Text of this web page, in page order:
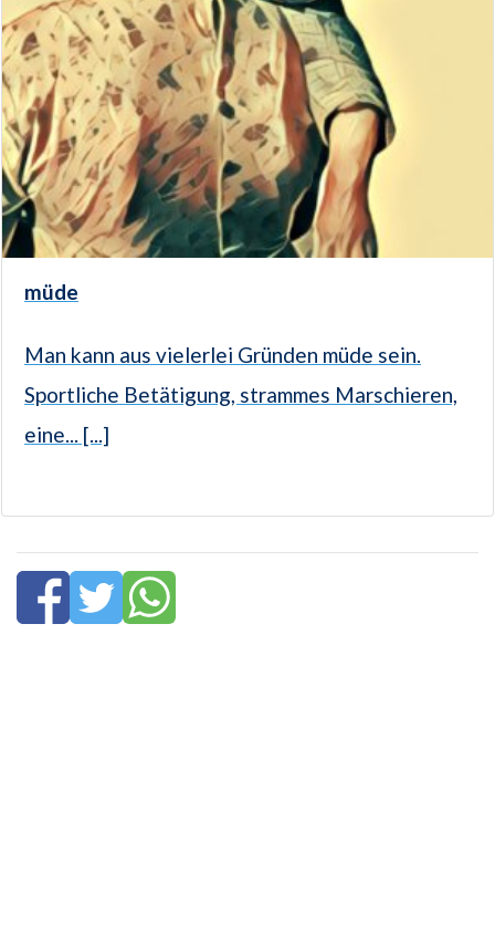
müde
Man kann aus vielerlei Gründen müde sein.
Sportliche Betätigung, strammes Marschieren,
eine... [...]